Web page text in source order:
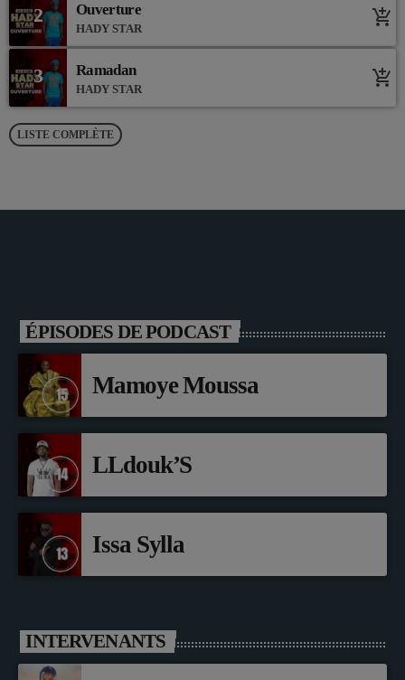
2 Ouverture
HADY STAR add_shopping_cart
3 Ramadan
HADY STAR add_shopping_cart
LISTE COMPLÈTE
ÉPISODES DE PODCAST
Mamoye Moussa
LLdouk’S
Issa Sylla
INTERVENANTS